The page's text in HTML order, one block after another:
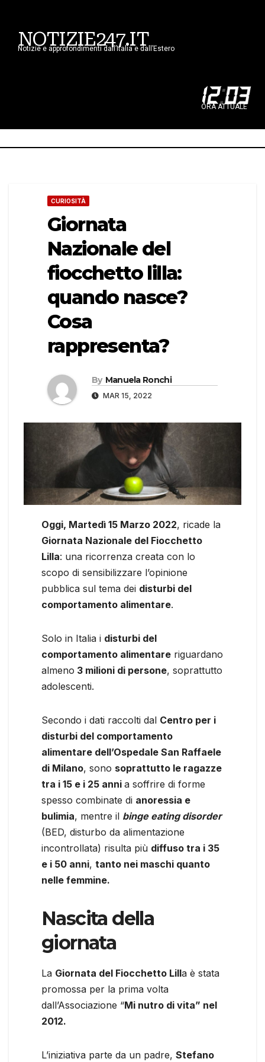
NOTIZIE247.IT
Notizie e approfondimenti dall’Italia e dall’Estero
12:03
ORA ATTUALE
CURIOSITÀ
Giornata
Nazionale del
fiocchetto lilla:
quando nasce?
Cosa
rappresenta?
By Manuela Ronchi
MAR 15, 2022
Oggi, Martedì 15 Marzo 2022, ricade la
Giornata Nazionale del Fiocchetto
Lilla: una ricorrenza creata con lo
scopo di sensibilizzare l’opinione
pubblica sul tema dei disturbi del
comportamento alimentare.
Solo in Italia i disturbi del
comportamento alimentare riguardano
almeno 3 milioni di persone, soprattutto
adolescenti.
Secondo i dati raccolti dal Centro per i
disturbi del comportamento
alimentare dell’Ospedale San Raffaele
di Milano, sono soprattutto le ragazze
tra i 15 e i 25 anni a soffrire di forme
spesso combinate di anoressia e
bulimia, mentre il binge eating disorder
(BED, disturbo da alimentazione
incontrollata) risulta più diffuso tra i 35
e i 50 anni, tanto nei maschi quanto
nelle femmine.
Nascita della
giornata
La Giornata del Fiocchetto Lilla è stata
promossa per la prima volta
dall’Associazione “Mi nutro di vita” nel
2012.
L’iniziativa parte da un padre, Stefano